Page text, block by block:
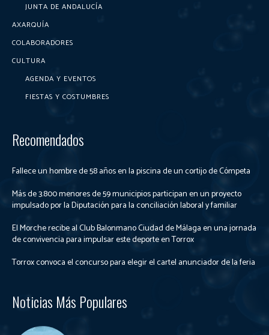
JUNTA DE ANDALUCÍA
AXARQUÍA
COLABORADORES
CULTURA
AGENDA Y EVENTOS
FIESTAS Y COSTUMBRES
Recomendados
Fallece un hombre de 58 años en la piscina de un cortijo de Cómpeta
Más de 3.800 menores de 59 municipios participan en un proyecto
impulsado por la Diputación para la conciliación laboral y familiar
El Morche recibe al Club Balonmano Ciudad de Málaga en una jornada
de convivencia para impulsar este deporte en Torrox
Torrox convoca el concurso para elegir el cartel anunciador de la feria
Noticias Más Populares